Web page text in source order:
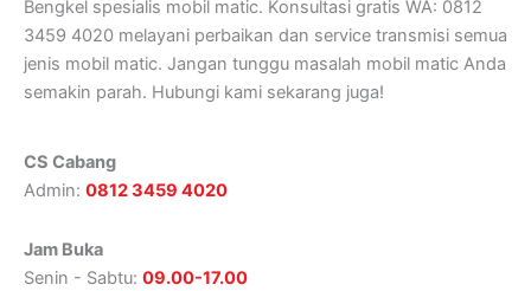
Bengkel spesialis mobil matic. Konsultasi gratis WA: 0812
3459 4020 melayani perbaikan dan service transmisi semua
jenis mobil matic. Jangan tunggu masalah mobil matic Anda
semakin parah. Hubungi kami sekarang juga!
CS Cabang
Admin: 0812 3459 4020
Jam Buka
Senin - Sabtu: 09.00-17.00